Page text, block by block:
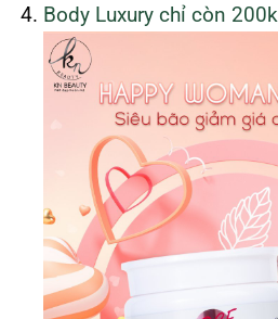
Body Luxury chỉ còn 200k